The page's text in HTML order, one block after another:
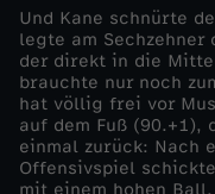
c
h
l
Und Kane schnürte
legte am Sechzehner
der direkt in die
brauchte nur noch
hat völlig frei vor
auf dem Fuß (90.+1),
einmal zurück: Nach
Offensivspiel
mit einem hohen